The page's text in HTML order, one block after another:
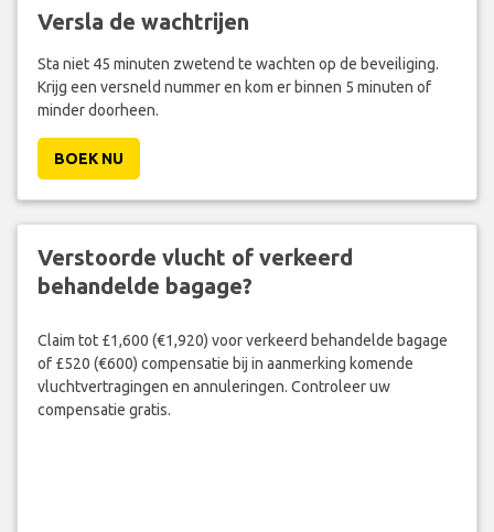
Versla de wachtrijen
Sta niet 45 minuten zwetend te wachten op de beveiliging.
Krijg een versneld nummer en kom er binnen 5 minuten of
minder doorheen.
BOEK NU
Verstoorde vlucht of verkeerd
behandelde bagage?
Claim tot £1,600 (€1,920) voor verkeerd behandelde bagage
of £520 (€600) compensatie bij in aanmerking komende
vluchtvertragingen en annuleringen. Controleer uw
compensatie gratis.